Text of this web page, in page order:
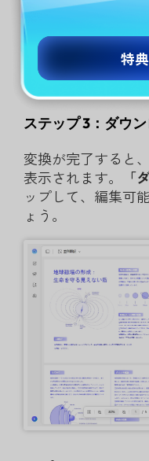
ステップ 3：ダウ
変換が完了すると
表示されます。
「
ップして、編集可
ょう。
特